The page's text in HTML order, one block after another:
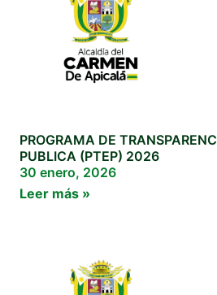
PROGRAMA DE
PUBLICA (PTEP) 2026
30 enero, 2026
Leer más »